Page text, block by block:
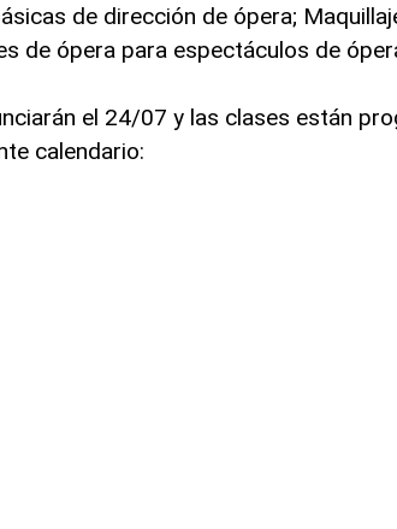
de dirección de ópera;
de ópera para espectáculos de
el 24/07 y las clases están
calendario: